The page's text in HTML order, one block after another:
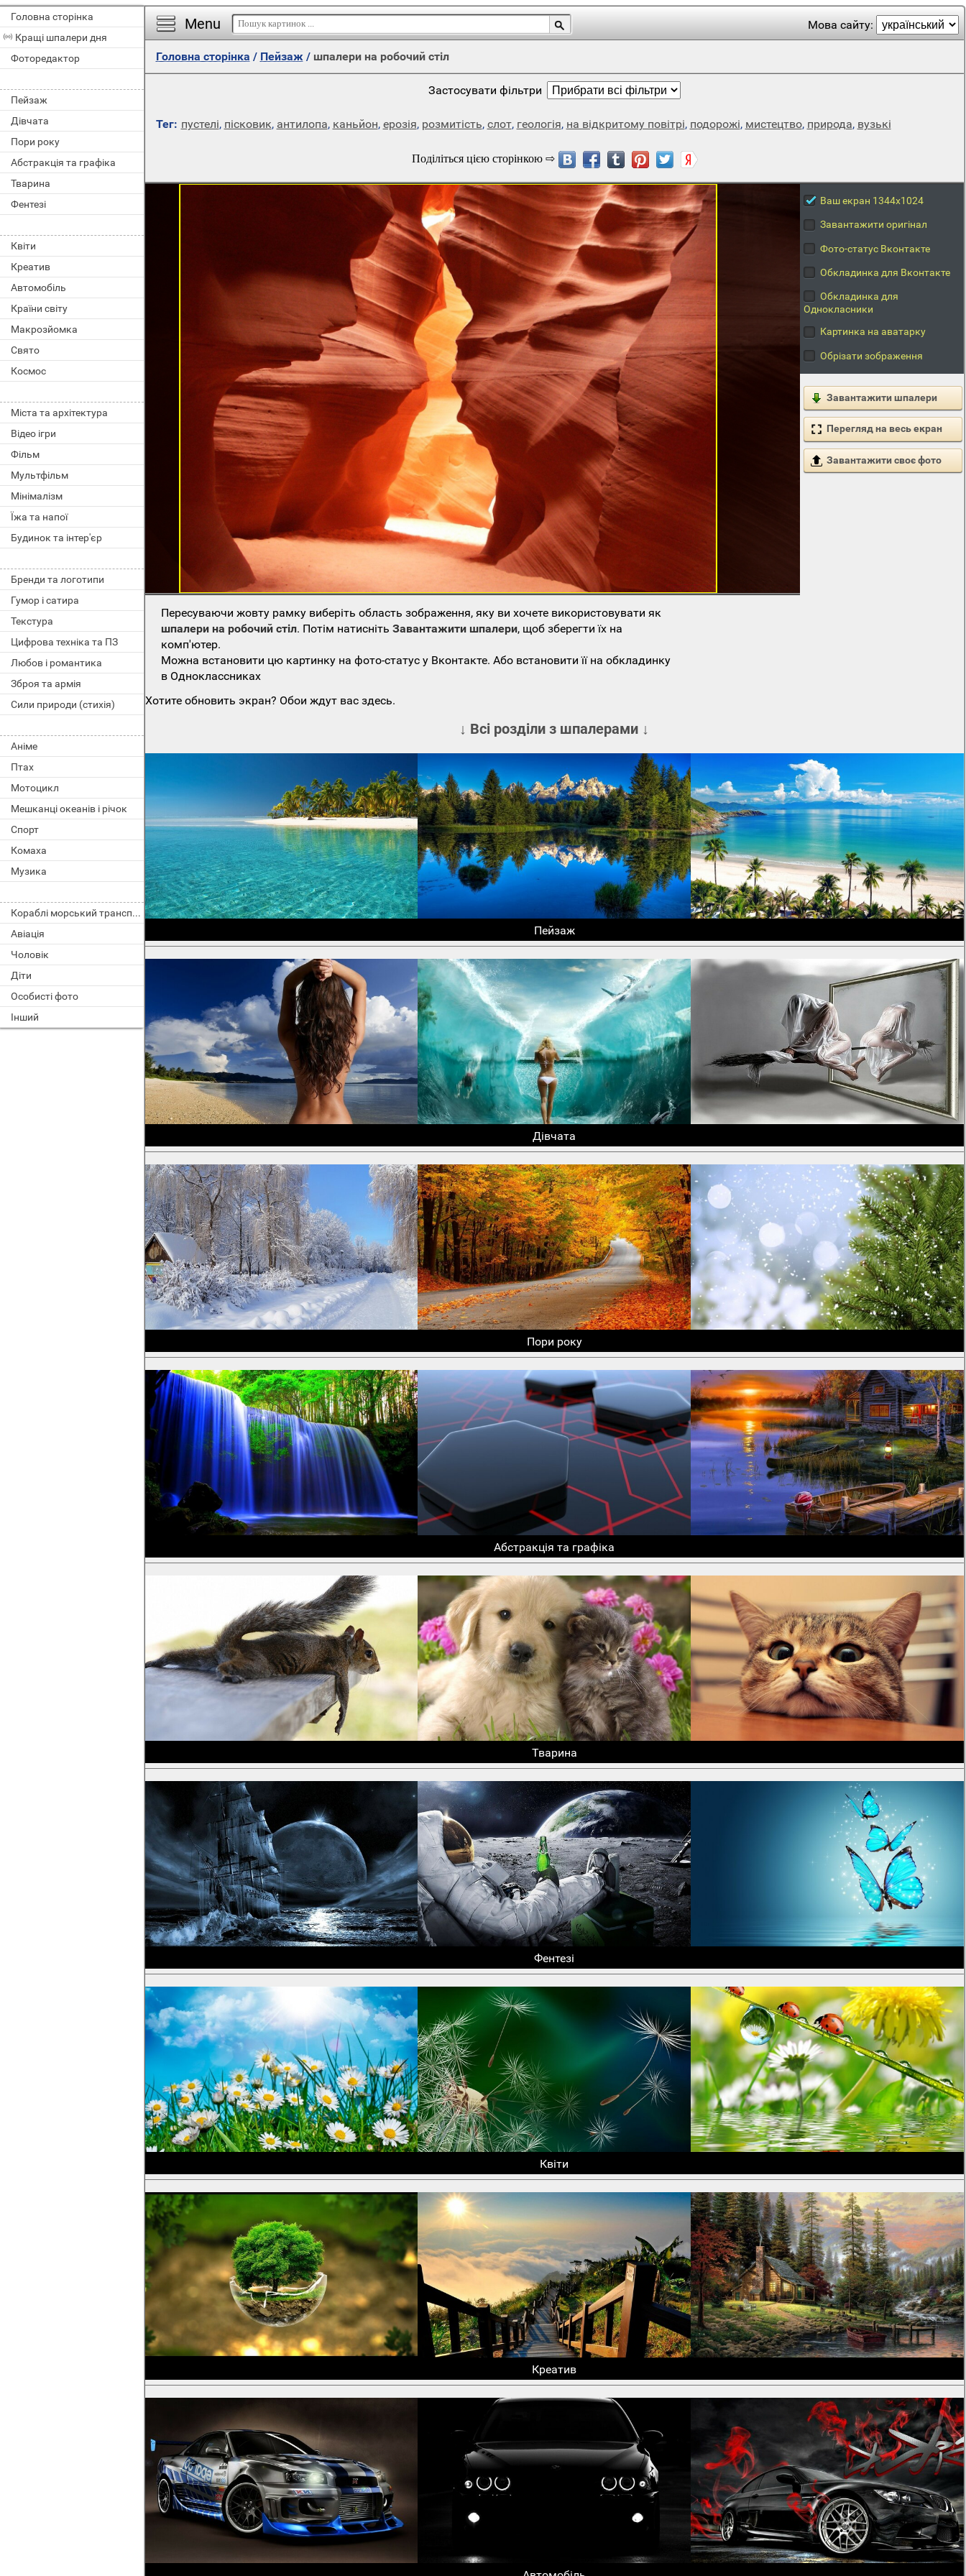
Головна сторінка
Кращі шпалери дня
Фоторедактор
Пейзаж
Дівчата
Пори року
Абстракція та графіка
Тварина
Фентезі
Квіти
Креатив
Автомобіль
Країни світу
Макрозйомка
Свято
Космос
Міста та архітектура
Відео ігри
Фільм
Мультфільм
Мінімалізм
Їжа та напої
Будинок та інтер'єр
Бренди та логотипи
Гумор і сатира
Текстура
Цифрова техніка та ПЗ
Любов і романтика
Зброя та армія
Сили природи (стихія)
Аніме
Птах
Мотоцикл
Мешканці океанів і річок
Спорт
Комаха
Музика
Кораблі морський транспорт
Авіація
Чоловік
Діти
Особисті фото
Інший
Menu Мова сайту:
Головна сторінка / Пейзаж/ шпалери на робочий стіл
Застосувати фільтри
Тег: пустелі, пісковик, антилопа, каньйон, ерозія, розмитість, слот, геологія, на відкритому повітрі, подорожі, мистецтво, природа, вузькі
Ваш екран 1344x1024
Завантажити оригінал
Фото-статус Вконтакте
Обкладинка для Вконтакте
Обкладинка для
Однокласники
Картинка на аватарку
Обрізати зображення
Завантажити шпалери
Перегляд на весь екран
Завантажити своє фото
Пересуваючи жовту рамку виберіть область зображення, яку ви хочете використовувати як
шпалери на робочий стіл. Потім натиснітьЗавантажити шпалери, щоб зберегти їх на
комп'ютер.
Можна встановити цю картинку на фото-статус у Вконтакте. Або встановити її на обкладинку
в Одноклассниках
Хотите обновить экран? Обои ждут вас здесь.
↓ Всі розділи з шпалерами ↓
Пейзаж
Дівчата
Пори року
Абстракція та графіка
Тварина
Фентезі
Квіти
Креатив